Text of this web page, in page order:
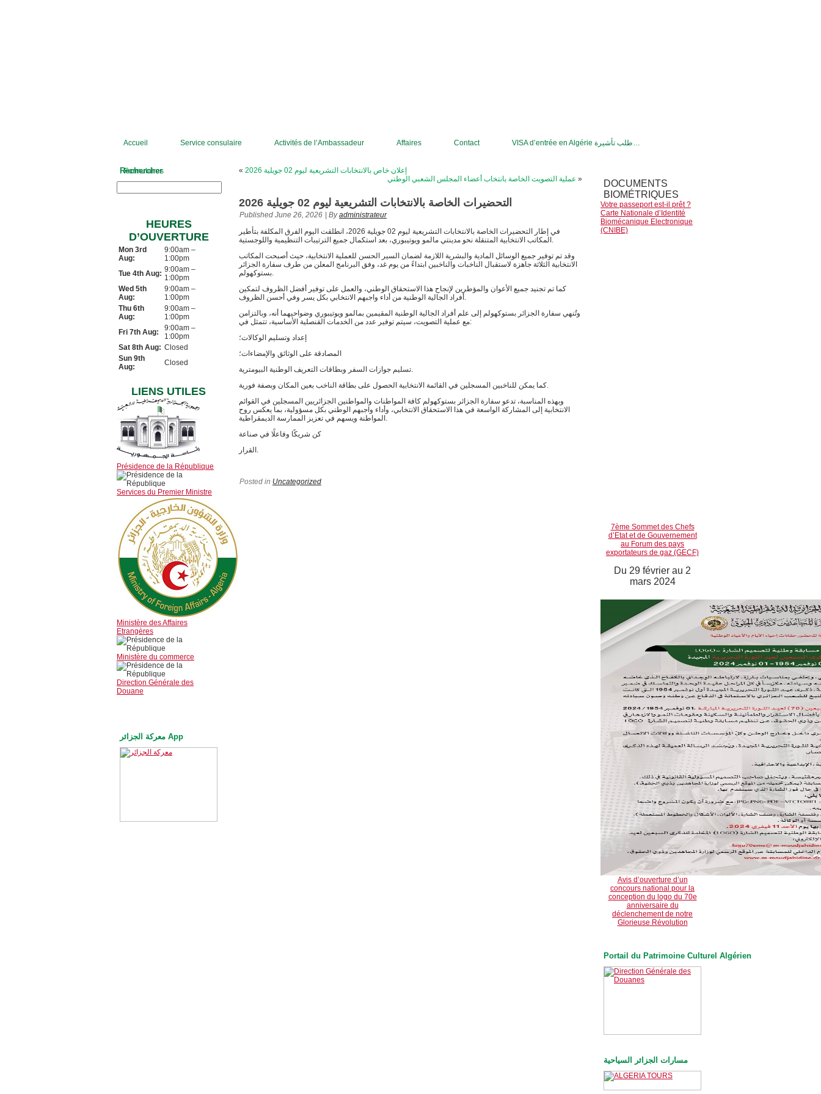
Accueil Service consulaire Activités de l’Ambassadeur Affaires Contact VISA d’entrée en Algérie طلب تأشيرة…
Formulaires
Rechercher
HEURES
D’OUVERTURE
Mon 3rd
Aug:
9:00am –
1:00pm
Tue 4th Aug: 9:00am –
1:00pm
Wed 5th
Aug:
9:00am –
1:00pm
Thu 6th
Aug:
9:00am –
1:00pm
Fri 7th Aug:
9:00am –
1:00pm
Sat 8th Aug: Closed
Sun 9th
Aug:
Closed
LIENS UTILES
Présidence de la République
Services du Premier Ministre
Ministère des Affaires
Etrangères
Ministère du commerce
Direction Générale des
Douane
معركة الجزائر App
«
إعلان خاص بالانتخابات التشريعية ليوم 02 جويلية 2026
عملية التصويت الخاصة بانتخاب أعضاء المجلس الشعبي الوطني »
التحضيرات الخاصة بالانتخابات التشريعية ليوم 02 جويلية 2026
Published June 26, 2026 By administrateur
في إطار التحضيرات الخاصة بالانتخابات التشريعية ليوم 02 جويلية 2026، انطلقت اليوم الفرق المكلفة بتأطير
المكاتب الانتخابية المتنقلة نحو مدينتي مالمو ويوتيبوري، بعد استكمال جميع الترتيبات التنظيمية واللوجستية.
وقد تم توفير جميع الوسائل المادية والبشرية اللازمة لضمان السير الحسن للعملية الانتخابية، حيث أصبحت المكاتب
الانتخابية الثلاثة جاهزة لاستقبال الناخبات والناخبين ابتداءً من يوم غد، وفق البرنامج المعلن من طرف سفارة الجزائر
بستوكهولم.
كما تم تجنيد جميع الأعوان والمؤطرين لإنجاح هذا الاستحقاق الوطني، والعمل على توفير أفضل الظروف لتمكين
أفراد الجالية الوطنية من أداء واجبهم الانتخابي بكل يسر وفي أحسن الظروف.
وتُنهي سفارة الجزائر بستوكهولم إلى علم أفراد الجالية الوطنية المقيمين بمالمو ويوتيبوري وضواحيهما أنه، وبالتزامن
مع عملية التصويت، سيتم توفير عدد من الخدمات القنصلية الأساسية، تتمثل في:
إعداد وتسليم الوكالات؛
المصادقة على الوثائق والإمضاءات؛
تسليم جوازات السفر وبطاقات التعريف الوطنية البيومترية.
كما يمكن للناخبين المسجلين في القائمة الانتخابية الحصول على بطاقة الناخب بعين المكان وبصفة فورية.
وبهذه المناسبة، تدعو سفارة الجزائر بستوكهولم كافة المواطنات والمواطنين الجزائريين المسجلين في القوائم
الانتخابية إلى المشاركة الواسعة في هذا الاستحقاق الانتخابي، وأداء واجبهم الوطني بكل مسؤولية، بما يعكس روح
المواطنة ويسهم في تعزيز الممارسة الديمقراطية.
كن شريكًا وفاعلًا في صناعة
القرار.
Posted in Uncategorized
DOCUMENTS
BIOMÉTRIQUES
Votre passeport est-il prêt ?
Carte Nationale d’Identité
Biomécanique Electronique
(CNIBE)
7ème Sommet des Chefs
d’Etat et de Gouvernement
au Forum des pays
exportateurs de gaz (GECF)
Du 29 février au 2
mars 2024
Avis d’ouverture d’un
concours national pour la
conception du logo du 70e
anniversaire du
déclenchement de notre
Glorieuse Révolution
Portail du Patrimoine Culturel Algérien
مسارات الجزائر السياحية